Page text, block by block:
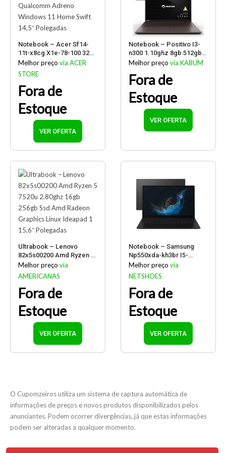
Notebook – Acer Sf14-
11t-x8cg X1e-78-100 32gb
512gb Ssd Qualcomm
Adreno Windows 11
Home Swift 14,5″
Polegadas
Melhor preço via ACER
STORE
Fora de
Estoque
VER OFERTA
Notebook – Positivo I3-
n300 1.10ghz 8gb 512gb
Ssd Intel Uhd Graphics
Bar 15,6″ Polegadas
Melhor preço via KABUM
Fora de
Estoque
VER OFERTA
Ultrabook – Lenovo
82x5s00200 Amd Ryzen 5
7520u 2.80ghz 16gb
256gb Ssd Amd Radeon
Graphics Linux Ideapad 1
15,6″ Polegadas
Melhor preço via
AMERICANAS
Fora de
Estoque
VER OFERTA
Notebook – Samsung
Np550xda-kh3br I5-
1135g7 2.40ghz 8gb
512gb Ssd Intel Iris Xe
Graphics Windows 11
Home Book 2 Pro 15,6″
Polegadas
Melhor preço via
NETSHOES
Fora de
Estoque
VER OFERTA
O Cupomzeiros utiliza um sistema de captura automática de
informações de preços e novos produtos disponibilizados pelos
anunciantes. Podem ocorrer divergências, já que estas informações
podem ser alteradas a qualquer momento.